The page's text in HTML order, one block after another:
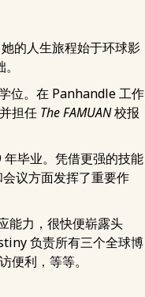
的人生旅程始于环球影
位。在 Panhandle 工作
担任 The FAMUAN校报
毕业。凭借更强的技能
议方面发挥了重要作
能力，很快便崭露头
负责所有三个全球博
便利，等等。